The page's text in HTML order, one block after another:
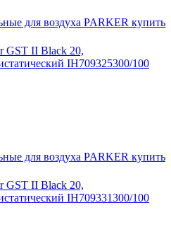
GST II Black 20,
IH709325300/100
GST II Black 20,
IH709331300/100